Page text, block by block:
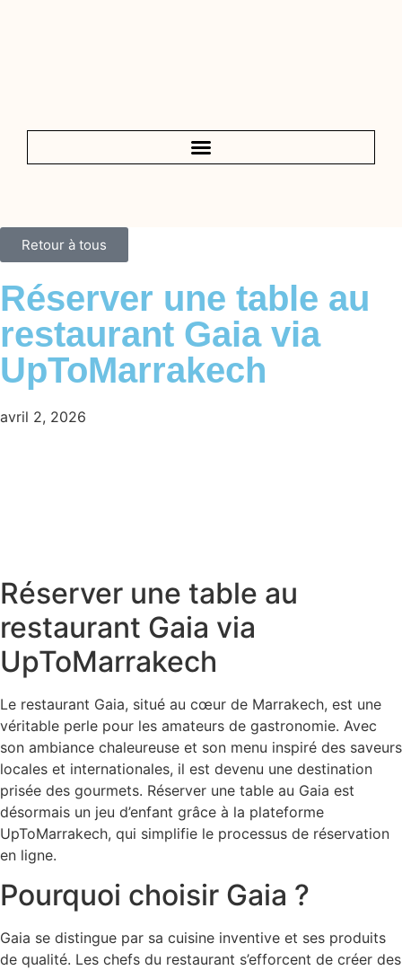
Retour à tous
Réserver une table au
restaurant Gaia via
UpToMarrakech
avril 2, 2026
Réserver une table au
restaurant Gaia via
UpToMarrakech
Le restaurant Gaia, situé au cœur de Marrakech, est une
véritable perle pour les amateurs de gastronomie. Avec
son ambiance chaleureuse et son menu inspiré des saveurs
locales et internationales, il est devenu une destination
prisée des gourmets. Réserver une table au Gaia est
désormais un jeu d’enfant grâce à la plateforme
UpToMarrakech, qui simplifie le processus de réservation
en ligne.
Pourquoi choisir Gaia ?
Gaia se distingue par sa cuisine inventive et ses produits
de qualité. Les chefs du restaurant s’efforcent de créer des